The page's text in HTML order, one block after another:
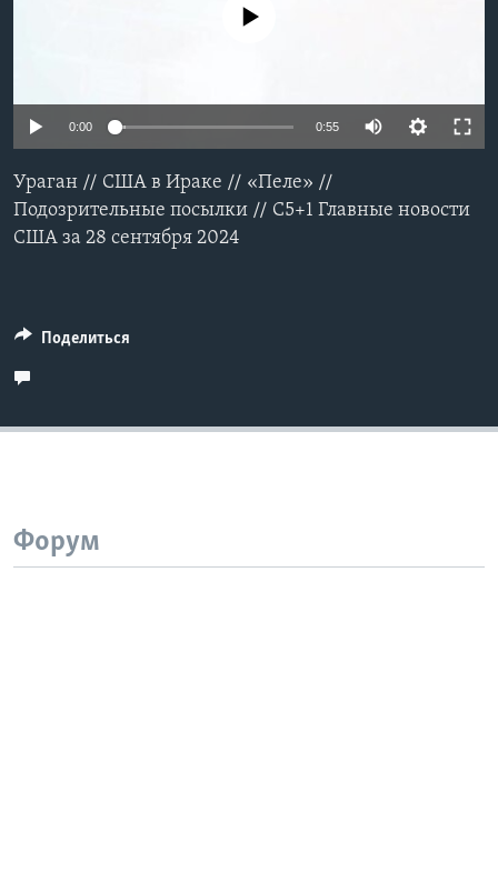
Языки
No media source currently available
0:00 0:55
Ураган // США в Ираке // «Пеле» //
Подозрительные посылки // C5+1 Главные новости
США за 28 сентября 2024
Поделиться
Форум